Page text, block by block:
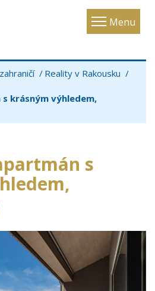
Menu
Toggle
Reality v Rakousku
krásným výhledem,
s